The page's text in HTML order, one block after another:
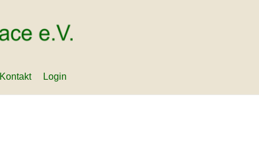
Kontakt Login